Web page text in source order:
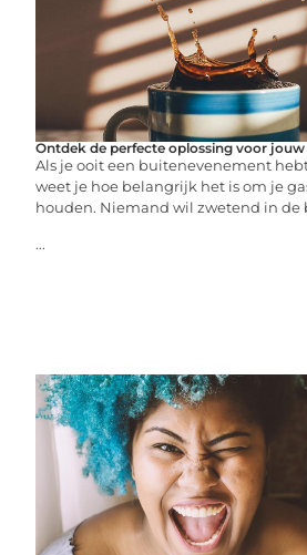
Ontdek de perfecte oplossing voor
Als je ooit een buitenevenement
weet je hoe belangrijk het is om je
houden. Niemand wil zwetend in de
...